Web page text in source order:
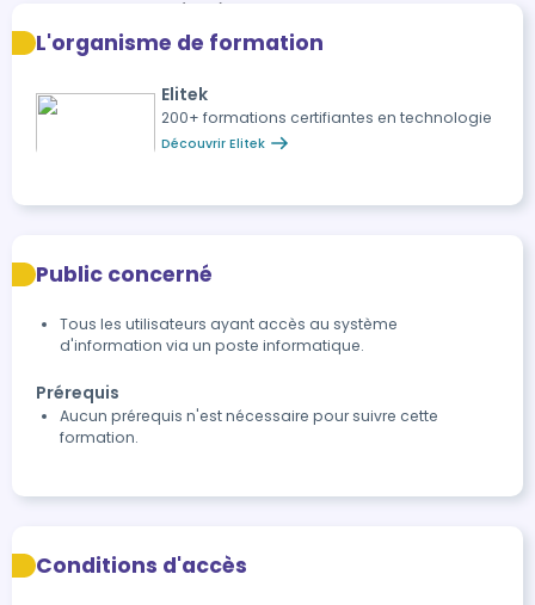
améliorer la sécurité : aspects sociaux, juridiques,
conformité avec la CNIL et la législation.
Cybersurveillance et vie privée : équilibre entre sécurité
et respect des données personnelles. Charte
d'utilisation des ressources informatiques : importance
L'organisme de formation
Elitek
200+ formations certifiantes en technologie
Découvrir Elitek
Public concerné
Tous les utilisateurs ayant accès au système
d'information via un poste informatique.
Prérequis
Aucun prérequis n'est nécessaire pour suivre cette
formation.
Conditions d'accès